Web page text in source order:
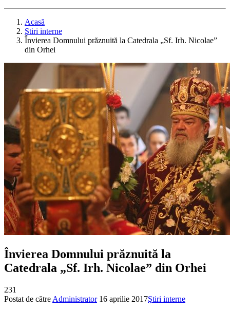
Acasă
Ştiri interne
Învierea Domnului prăznuită la Catedrala „Sf. Irh. Nicolae”
din Orhei
Învierea Domnului prăznuită la
Catedrala „Sf. Irh. Nicolae” din Orhei
231
Postat de către Administrator 16 aprilie 2017Ştiri interne